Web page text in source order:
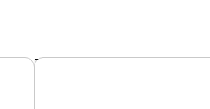
Подробнее